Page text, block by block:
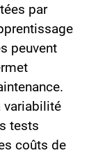
par
peuvent
variabilité
tests
coûts de